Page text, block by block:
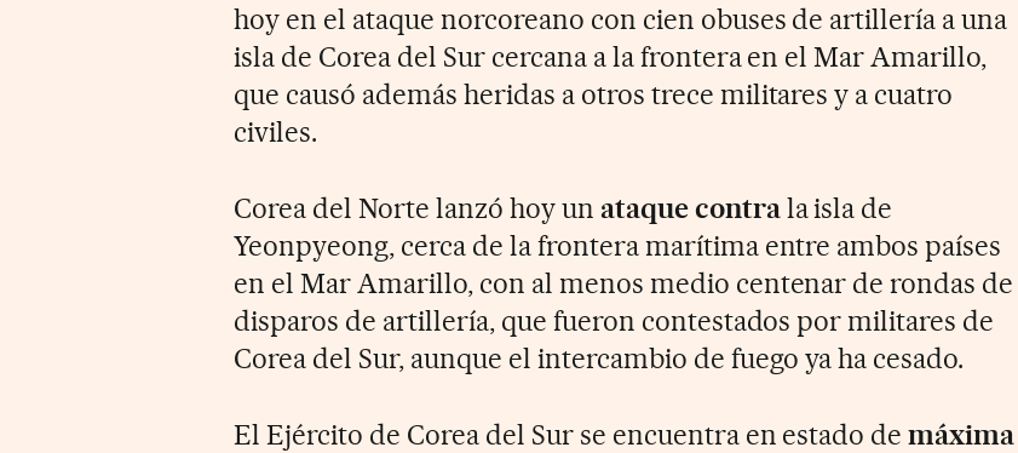
hoy en el ataque norcoreano con cien obuses de artillería a una
isla de Corea del Sur cercana a la frontera en el Mar Amarillo,
que causó además heridas a otros trece militares y a cuatro
civiles.
Corea del Norte lanzó hoy un ataque contrala isla de
Yeonpyeong, cerca de la frontera marítima entre ambos países
en el Mar Amarillo, con al menos medio centenar de rondas de
disparos de artillería, que fueron contestados por militares de
Corea del Sur, aunque el intercambio de fuego ya ha cesado.
El Ejército de Corea del Sur se encuentra en estado demáxima